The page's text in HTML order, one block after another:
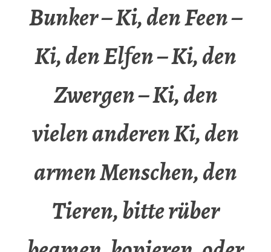
Bunker – Ki, den Feen –
Ki, den Elfen – Ki, den
Zwergen – Ki, den
vielen anderen Ki, den
armen Menschen, den
Tieren, bitte rüber